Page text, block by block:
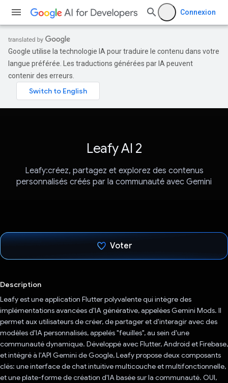
Connexion
Google utilise la technologie IA pour traduire le contenu dans votre
langue préférée. Les traductions générées par IA peuvent
contenir des erreurs.
Leafy AI 2
Leafy:créez, partagez et explorez des contenus
personnalisés créés par la communauté avec Gemini
Voter
Description
Leafy est une application Flutter polyvalente qui intègre des
implémentations avancées d'IA générative, appelées Gemini Mods. Il
permet aux utilisateurs de créer, de partager et d'interagir avec des
modèles d'IA personnalisés, appelés "feuilles", au sein d'une
communauté dynamique. Développé avec Flutter, Android et Firebase,
et intégré à l'API Gemini de Google, Leafy propose deux composants
clés: une interface de chat intuitive multicouche et multifonctionnelle,
et une plate-forme de création d'IA basée sur la communauté. OUI,